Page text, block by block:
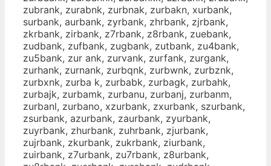
zubrank, zurabnk, zurbnak, zurbakn, xurbank,
surbank, aurbank, zyrbank, zhrbank, zjrbank,
zkrbank, zirbank, z7rbank, z8rbank, zuebank,
zudbank, zufbank, zugbank, zutbank, zu4bank,
zu5bank, zur ank, zurvank, zurfank, zurgank,
zurhank, zurnank, zurbqnk, zurbwnk, zurbznk,
zurbxnk, zurba k, zurbabk, zurbagk, zurbahk,
zurbajk, zurbamk, zurbanu, zurbanj, zurbanm,
zurbanl, zurbano, xzurbank, zxurbank, szurbank,
zsurbank, azurbank, zaurbank, zyurbank,
zuyrbank, zhurbank, zuhrbank, zjurbank,
zujrbank, zkurbank, zukrbank, ziurbank,
zuirbank, z7urbank, zu7rbank, z8urbank,